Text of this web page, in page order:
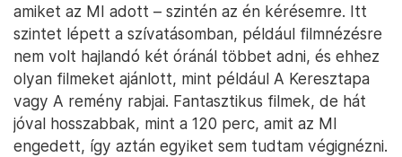
amiket az MI adott – szintén az én kérésemre. Itt
szintet lépett a szívatásomban, például filmnézésre
nem volt hajlandó két óránál többet adni, és ehhez
olyan filmeket ajánlott, mint például A Keresztapa
vagy A remény rabjai. Fantasztikus filmek, de hát
jóval hosszabbak, mint a 120 perc, amit az MI
engedett, így aztán egyiket sem tudtam végignézni.